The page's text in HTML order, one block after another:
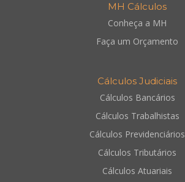
MH Cálculos
Conheça a MH
Faça um Orçamento
Cálculos Judiciais
Cálculos Bancários
Cálculos Trabalhistas
Cálculos Previdenciários
Cálculos Tributários
Cálculos Atuariais